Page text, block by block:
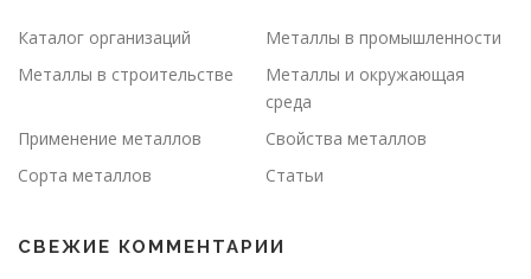
Каталог организаций
Металлы в промышленности
Металлы в строительстве
Металлы и окружающая
среда
Применение металлов
Свойства металлов
Сорта металлов
Статьи
СВЕЖИЕ КОММЕНТАРИИ